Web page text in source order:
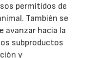
permitidos de
También se
avanzar hacia la
subproductos
y